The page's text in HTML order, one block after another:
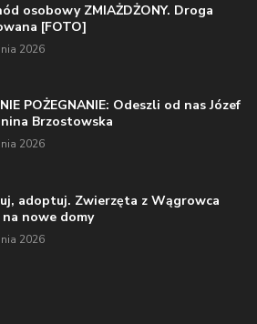
osobowy ZMIAŻDŻONY. Droga
[FOTO]
2026
POŻEGNANIE: Odeszli od nas Józef
Brzostowska
2026
adoptuj. Zwierzęta z Wągrowca
na nowe domy
2026